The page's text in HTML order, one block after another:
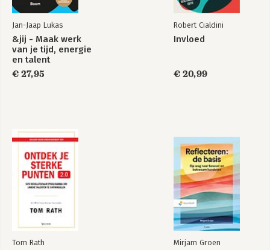
Jan-Jaap Lukas
&jij - Maak werk
van je tijd, energie
en talent
€ 27,95
Robert Cialdini
Invloed
€ 20,99
Tom Rath Mirjam Groen